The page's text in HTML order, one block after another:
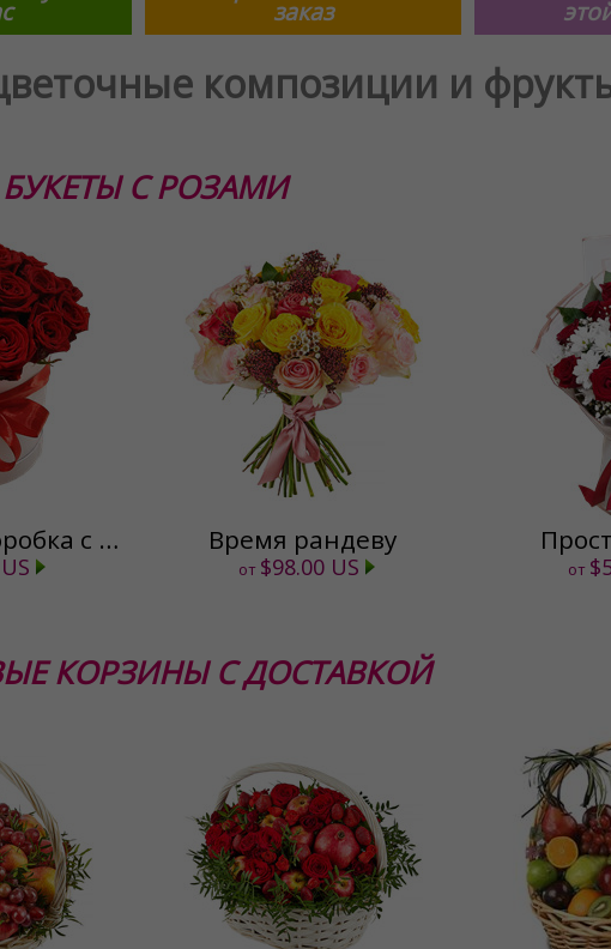
заказ
композиции и
БУКЕТЫ С РОЗАМИ
Подарочная коробка с розами Время рандеву
от $98.00 US от
КОРЗИНЫ С ДОСТАВКОЙ